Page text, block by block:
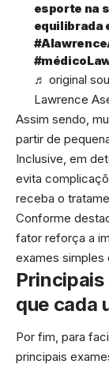
esporte na
equilibrada
♬ original
Lawrence
Assim sendo,
partir de
Inclusive, em
evita
receba o
Conforme
fator reforça a
exames simples
Principais
que cada
Por fim, para
principais